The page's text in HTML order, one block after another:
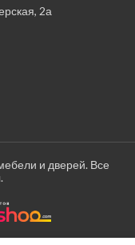
2а
и дверей. Все